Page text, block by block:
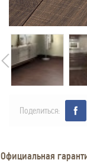
Поделиться:
Официальная